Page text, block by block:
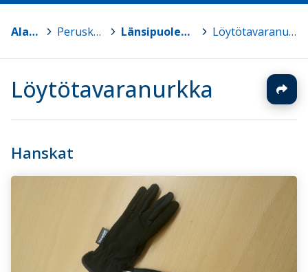
Alavus > Peruskoulut > Länsipuolen koulu > Löytötavaranurkka
Löytötavaranurkka
Hanskat